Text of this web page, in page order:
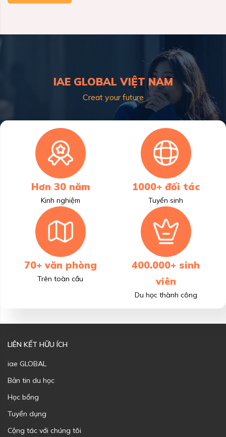
IAE GLOBAL VIỆT NAM
Creat your future
Hơn 30 năm
Kinh nghiệm
1000+ đối tác
Tuyển sinh
70+ văn phòng
Trên toàn cầu
400.000+ sinh
viên
Du học thành công
LIÊN KẾT HỮU ÍCH
iae GLOBAL
Bản tin du học
Học bổng
Tuyển dụng
Cộng tác với chúng tôi